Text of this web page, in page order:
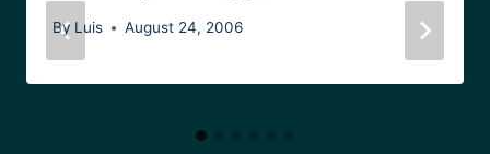
By Luis August 24, 2006